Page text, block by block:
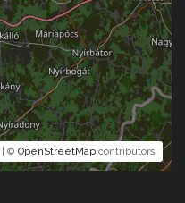
| © OpenStreetMap contributors